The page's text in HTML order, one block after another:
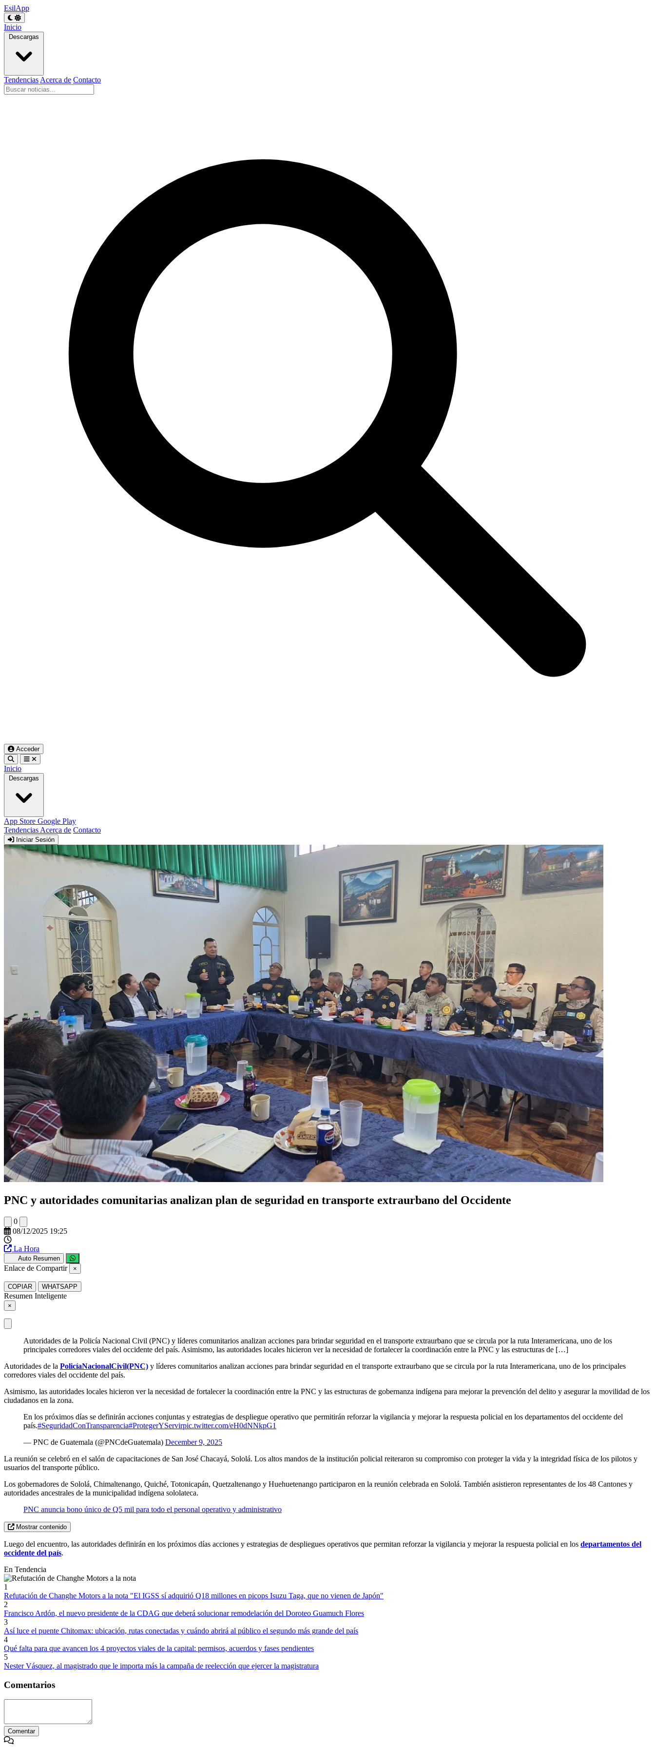
EsilApp
Inicio
Descargas
Tendencias Acerca de Contacto
Acceder
Inicio
Descargas
App Store Google Play
Tendencias Acerca de Contacto
Iniciar Sesión
PNC y autoridades comunitarias analizan plan de seguridad en transporte extraurbano del Occidente
0
08/12/2025 19:25
La Hora
Auto Resumen
Enlace de Compartir ×
COPIAR WHATSAPP
Resumen Inteligente
×
Autoridades de la Policía Nacional Civil (PNC) y líderes comunitarios analizan acciones para brindar seguridad en el transporte extraurbano que se circula por la ruta Interamericana, uno de los
principales corredores viales del occidente del país. Asimismo, las autoridades locales hicieron ver la necesidad de fortalecer la coordinación entre la PNC y las estructuras de […]
Autoridades de la PolicíaNacionalCivil(PNC) y líderes comunitarios analizan acciones para brindar seguridad en el transporte extraurbano que se circula por la ruta Interamericana, uno de los principales
corredores viales del occidente del país.
Asimismo, las autoridades locales hicieron ver la necesidad de fortalecer la coordinación entre la PNC y las estructuras de gobernanza indígena para mejorar la prevención del delito y asegurar la movilidad de los
ciudadanos en la zona.
En los próximos días se definirán acciones conjuntas y estrategias de despliegue operativo que permitirán reforzar la vigilancia y mejorar la respuesta policial en los departamentos del occidente del
país.#SeguridadConTransparencia#ProtegerYServirpic.twitter.com/eH0dNNkpG1
— PNC de Guatemala (@PNCdeGuatemala) December 9, 2025
La reunión se celebró en el salón de capacitaciones de San José Chacayá, Sololá. Los altos mandos de la institución policial reiteraron su compromiso con proteger la vida y la integridad física de los pilotos y
usuarios del transporte público.
Los gobernadores de Sololá, Chimaltenango, Quiché, Totonicapán, Quetzaltenango y Huehuetenango participaron en la reunión celebrada en Sololá. También asistieron representantes de los 48 Cantones y
autoridades ancestrales de la municipalidad indígena sololateca.
PNC anuncia bono único de Q5 mil para todo el personal operativo y administrativo
Mostrar contenido
Luego del encuentro, las autoridades definirán en los próximos días acciones y estrategias de despliegues operativos que permitan reforzar la vigilancia y mejorar la respuesta policial en los departamentos del
occidente del país.
En Tendencia
1
Refutación de Changhe Motors a la nota "El IGSS sí adquirió Q18 millones en picops Isuzu Taga, que no vienen de Japón"
2
Francisco Ardón, el nuevo presidente de la CDAG que deberá solucionar remodelación del Doroteo Guamuch Flores
3
Así luce el puente Chitomax: ubicación, rutas conectadas y cuándo abrirá al público el segundo más grande del país
4
Qué falta para que avancen los 4 proyectos viales de la capital: permisos, acuerdos y fases pendientes
5
Nester Vásquez, al magistrado que le importa más la campaña de reelección que ejercer la magistratura
Comentarios
Comentar